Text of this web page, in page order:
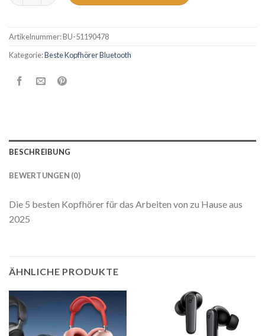
Artikelnummer:BU-51190478
Kategorie:Beste Kopfhörer Bluetooth
BESCHREIBUNG
BEWERTUNGEN (0)
Die 5 besten Kopfhörer für das Arbeiten von zu Hause aus
2025
ÄHNLICHE PRODUKTE